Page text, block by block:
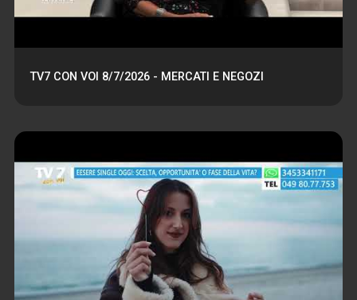
TV7 CON VOI 8/7/2026 - MERCATI E NEGOZI